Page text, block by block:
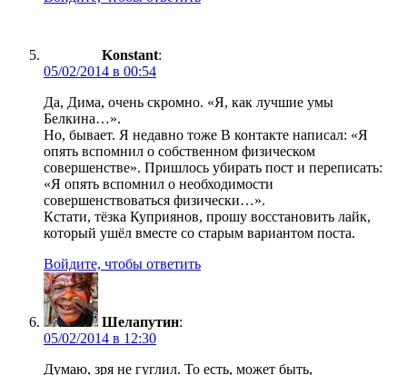
Konstant:
05/02/2014 в 00:54
Да, Дима, очень скромно. «Я, как лучшие умы
Белкина…».
Но, бывает. Я недавно тоже В контакте написал: «Я
опять вспомнил о собственном физическом
совершенстве». Пришлось убирать пост и переписать:
«Я опять вспомнил о необходимости
совершенствоваться физически…».
Кстати, тёзка Куприянов, прошу восстановить лайк,
который ушёл вместе со старым вариантом поста.
Войдите, чтобы ответить
Шелапутин:
05/02/2014 в 12:30
Думаю, зря не гуглил. То есть, может быть,